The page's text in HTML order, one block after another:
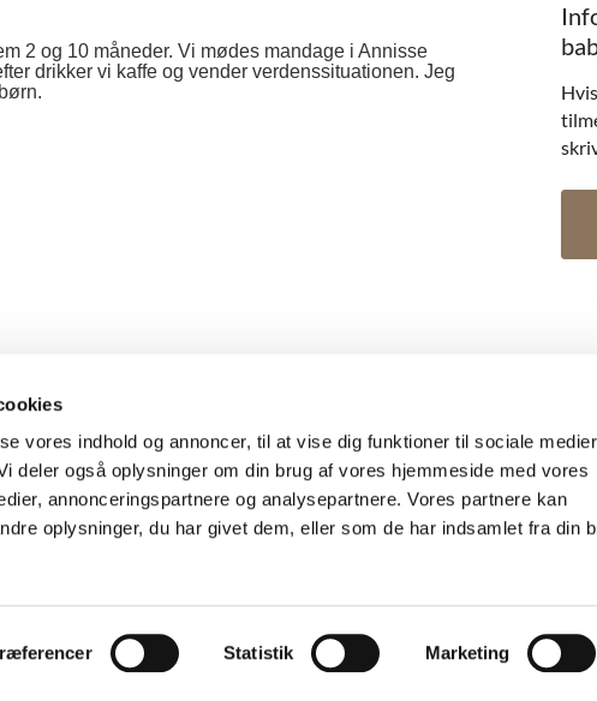
vores indhold og annoncer, til at vise dig funktioner til sociale
deler også oplysninger om din brug af vores hjemmeside med vores
annonceringspartnere og analysepartnere. Vores partnere kan
oplysninger, du har givet dem, eller som de har indsamlet fra din
Statistik Marketing
2 og 10 måneder. Vi mødes mandage i Annisse
drikker vi kaffe og vender verdenssituationen. Jeg
Ramløse-Annisse